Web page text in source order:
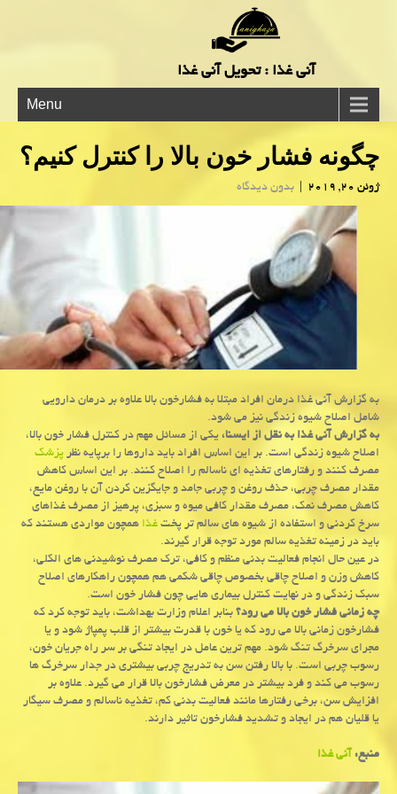
آنی غذا : تحویل آنی غذا
Menu
چگونه فشار خون بالا را كنترل كنیم؟
ژوئن 20, 2019 | بدون دیدگاه
به گزارش آنی غذا درمان افراد مبتلا به فشارخون بالا علاوه بر درمان دارویی
شامل اصلاح شیوه زندگی نیز می شود.
به گزارش آنی غذا به نقل از ایسنا،یكی از مسائل مهم در كنترل فشار خون بالا،
اصلاح شیوه زندگی است. بر این اساس افراد باید داروها را برپایه نظرپزشك
مصرف كنند و رفتارهای تغذیه ای ناسالم را اصلاح كنند. بر این اساس كاهش
مقدار مصرف چربی، حذف روغن و چربی جامد و جایگزین كردن آن با روغن مایع،
كاهش مصرف نمك، مصرف مقدار كافی میوه و سبزی، پرهیز از مصرف غذاهای
سرخ كردنی و استفاده از شیوه های سالم تر پختغذاهمچون مواردی هستند كه
باید در زمینه تغذیه سالم مورد توجه قرار گیرند.
در عین حال انجام فعالیت بدنی منظم و كافی، ترك مصرف نوشیدنی های الكلی،
كاهش وزن و اصلاح چاقی بخصوص چاقی شكمی هم همچون راهكارهای اصلاح
سبك زندگی و در نهایت كنترل بیماری هایی چون فشار خون است.
چه زمانی فشار خون بالا می رود؟بنابر اعلام وزارت بهداشت، باید توجه كرد كه
فشارخون زمانی بالا می رود كه یا خون با قدرت بیشتر از قلب پمپاژ شود و یا
مجرای سرخرگ تنگ شود. مهم ترین عامل در ایجاد تنگی بر سر راه جریان خون،
رسوب چربی است. با بالا رفتن سن به تدریج چربی بیشتری در جدار سرخرگ ها
رسوب می كند و فرد بیشتر در معرض فشارخون بالا قرار می گیرد. علاوه بر
افزایش سن، برخی رفتارها مانند فعالیت بدنی كم، تغذیه ناسالم و مصرف سیگار
یا قلیان هم در ایجاد و تشدید فشارخون تاثیر دارند.
منبع:آنی غذا